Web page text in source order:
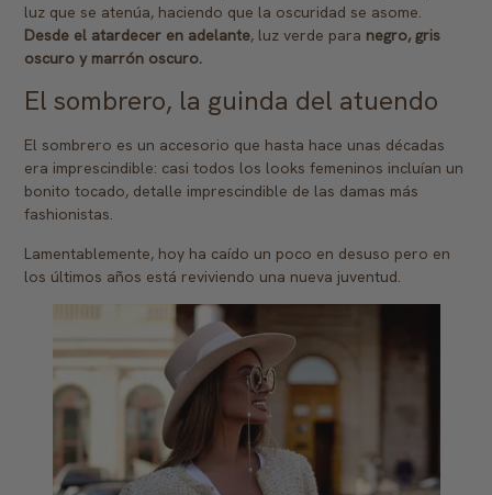
luz que se atenúa, haciendo que la oscuridad se asome.
Desde el atardecer en adelante, luz verde para negro, gris
oscuro y marrón oscuro.
El sombrero, la guinda del atuendo
El sombrero es un accesorio que hasta hace unas décadas
era imprescindible: casi todos los looks femeninos incluían un
bonito tocado, detalle imprescindible de las damas más
fashionistas.
Lamentablemente, hoy ha caído un poco en desuso pero en
los últimos años está reviviendo una nueva juventud.